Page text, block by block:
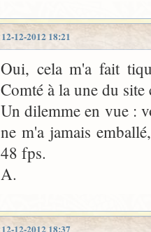
12-12-2012 18:21
Oui, cela m'a fait
Comté à la une du site
Un dilemme en vue :
ne m'a jamais
48 fps.
A.
12-12-2012 18:37